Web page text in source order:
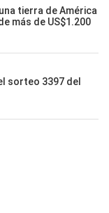
tierra de América
más de US$1.200
sorteo 3397 del